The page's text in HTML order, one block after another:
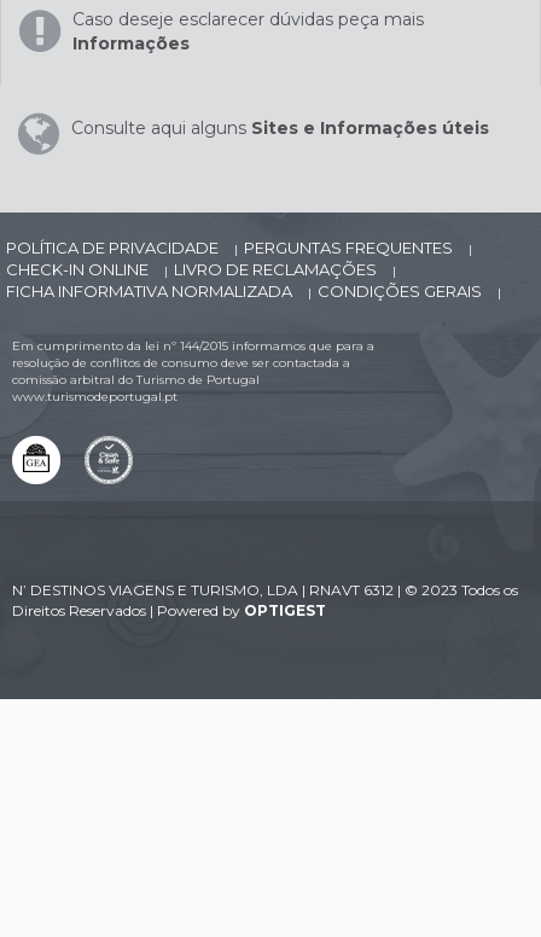
Caso deseje esclarecer dúvidas peça mais
Informações
Consulte aqui alguns Sites e Informações úteis
POLÍTICA DE PRIVACIDADE | PERGUNTAS FREQUENTES |
CHECK-IN ONLINE | LIVRO DE RECLAMAÇÕES |
FICHA INFORMATIVA NORMALIZADA | CONDIÇÕES GERAIS |
Em cumprimento da lei nº 144/2015 informamos que para a
resolução de conflitos de consumo deve ser contactada a
comissão arbitral do Turismo de Portugal
www.turismodeportugal.pt
N’ DESTINOS VIAGENS E TURISMO, LDA | RNAVT 6312 | © 2023 Todos os
Direitos Reservados | Powered by OPTIGEST